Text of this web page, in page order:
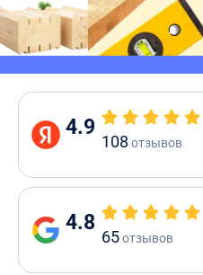
4.9
108 отзывов
4.8
65отзывов